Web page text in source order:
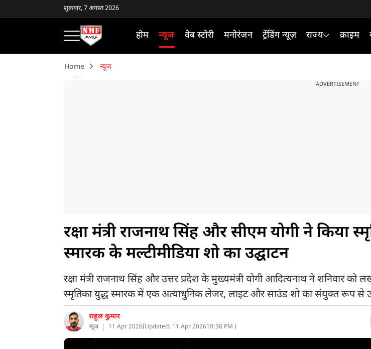
शुक्रवार, 7 अगस्त 2026
होम न्यूज वेब स्टोरी मनोरंजन ट्रेंडिंग न्यूज़ राज्य क्राइम
Home न्यूज
ADVERTISEMENT
रक्षा मंत्री राजनाथ सिंह और सीएम योगी ने किया
स्मारक के मल्टीमीडिया शो का उद्घाटन
रक्षा मंत्री राजनाथ सिंह और उत्तर प्रदेश के मुख्यमंत्री योगी आदित्यनाथ ने शनिवार को
स्मृतिका युद्ध स्मारक में एक अत्याधुनिक लेजर, लाइट और साउंड शो का संयुक्त रूप से
राहुल कुमार
न्यूज 11 Apr 2026(Updated: 11 Apr 202610:38 PM )